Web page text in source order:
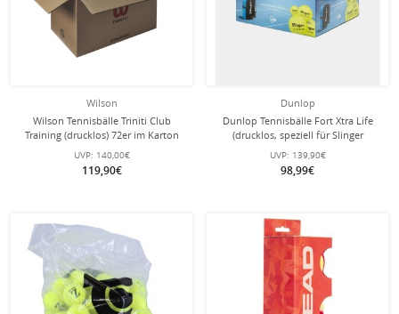
Wilson
Wilson Tennisbälle Triniti Club
Training (drucklos) 72er im Karton
UVP: 140,00€
119,90€
Dunlop
Dunlop Tennisbälle Fort Xtra Life
(drucklos, speziell für Slinger
Ballmaschine) - 72 Stück
UVP: 139,90€
98,99€